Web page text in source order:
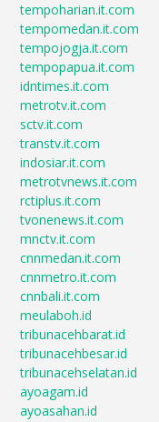
tempoharian.it.com
tempomedan.it.com
tempojogja.it.com
tempopapua.it.com
idntimes.it.com
metrotv.it.com
sctv.it.com
transtv.it.com
indosiar.it.com
metrotvnews.it.com
rctiplus.it.com
tvonenews.it.com
mnctv.it.com
cnnmedan.it.com
cnnmetro.it.com
cnnbali.it.com
meulaboh.id
tribunacehbarat.id
tribunacehbesar.id
tribunacehselatan.id
ayoagam.id
ayoasahan.id